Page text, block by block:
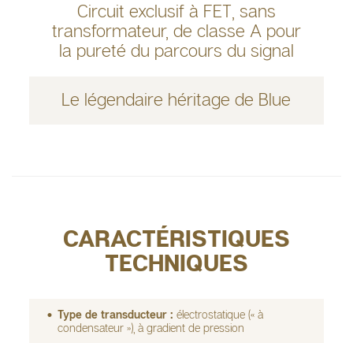
Circuit exclusif à FET, sans
transformateur, de classe A pour
la pureté du parcours du signal
Le légendaire héritage de Blue
CARACTÉRISTIQUES
TECHNIQUES
Type de transducteur : électrostatique (« à
condensateur »), à gradient de pression